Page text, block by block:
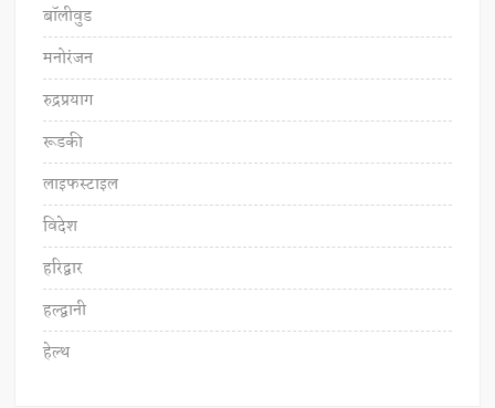
बॉलीवुड
मनोरंजन
रुद्रप्रयाग
रूडकी
लाइफस्टाइल
विदेश
हरिद्वार
हल्द्वानी
हेल्थ